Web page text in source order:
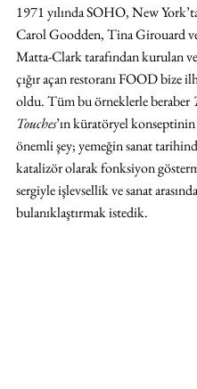
1971 yılında SOHO, New
Carol Goodden, Tina Girouard
Matta-Clark tarafından kurulan
çığır açan restoranı FOOD bize
oldu. Tüm bu örneklerle beraber
Touches’ın küratöryel
önemli şey; yemeğin sanat
katalizör olarak fonksiyon
sergiyle işlevsellik ve sanat
bulanıklaştırmak istedik.